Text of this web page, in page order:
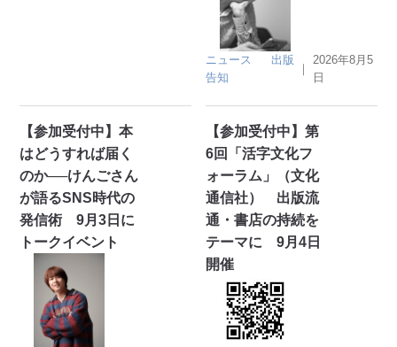
ニュース
出版
告知
｜
2026年8月5
日
【参加受付中】本
はどうすれば届く
のか──けんごさん
が語るSNS時代の
発信術 9月3日に
トークイベント
【参加受付中】第
6回「活字文化フ
ォーラム」（文化
通信社） 出版流
通・書店の持続を
テーマに 9月4日
開催